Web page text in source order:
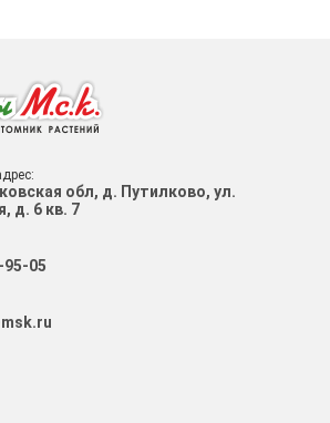
обл, д. Путилково, ул.
д. 6 кв. 7
95-05